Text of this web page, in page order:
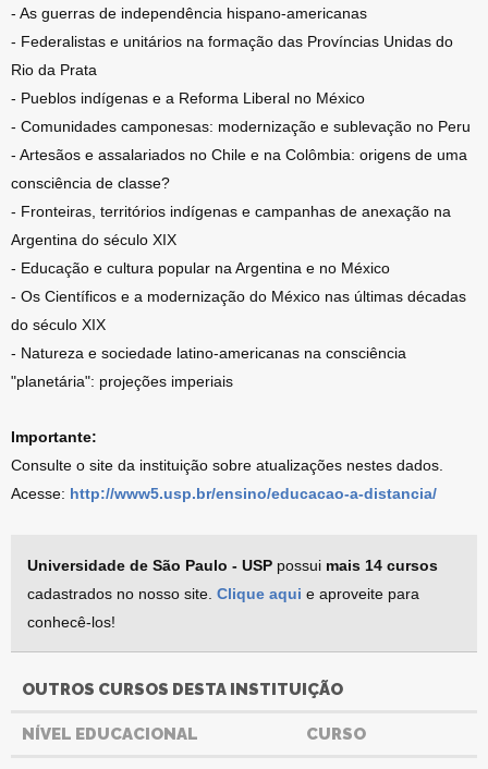
- As guerras de independência hispano-americanas
- Federalistas e unitários na formação das Províncias Unidas do
Rio da Prata
- Pueblos indígenas e a Reforma Liberal no México
- Comunidades camponesas: modernização e sublevação no Peru
- Artesãos e assalariados no Chile e na Colômbia: origens de uma
consciência de classe?
- Fronteiras, territórios indígenas e campanhas de anexação na
Argentina do século XIX
- Educação e cultura popular na Argentina e no México
- Os Científicos e a modernização do México nas últimas décadas
do século XIX
- Natureza e sociedade latino-americanas na consciência
"planetária": projeções imperiais
Importante:
Consulte o site da instituição sobre atualizações nestes dados.
Acesse: http://www5.usp.br/ensino/educacao-a-distancia/
Universidade de São Paulo - USP possui mais 14 cursos
cadastrados no nosso site. Clique aqui e aproveite para
conhecê-los!
OUTROS CURSOS DESTA INSTITUIÇÃO
NÍVEL EDUCACIONAL CURSO